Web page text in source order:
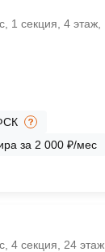
1 секция, 4 этаж,
за 2 000 ₽/мес
4 секция, 24 этаж,